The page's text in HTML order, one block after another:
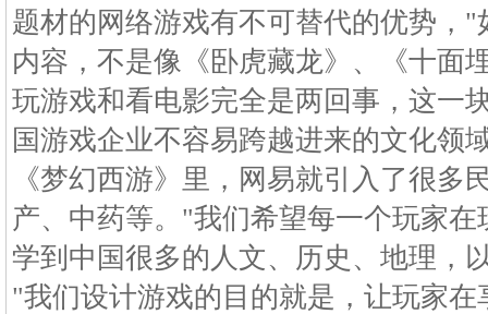
题材的网络游戏有不可替代的优势，
内容，不是像《卧虎藏龙》、《十面
玩游戏和看电影完全是两回事，这一
国游戏企业不容易跨越进来的文化领
《梦幻西游》里，网易就引入了很多
产、中药等。"我们希望每一个玩家
学到中国很多的人文、历史、地理，
"我们设计游戏的目的就是，让玩家